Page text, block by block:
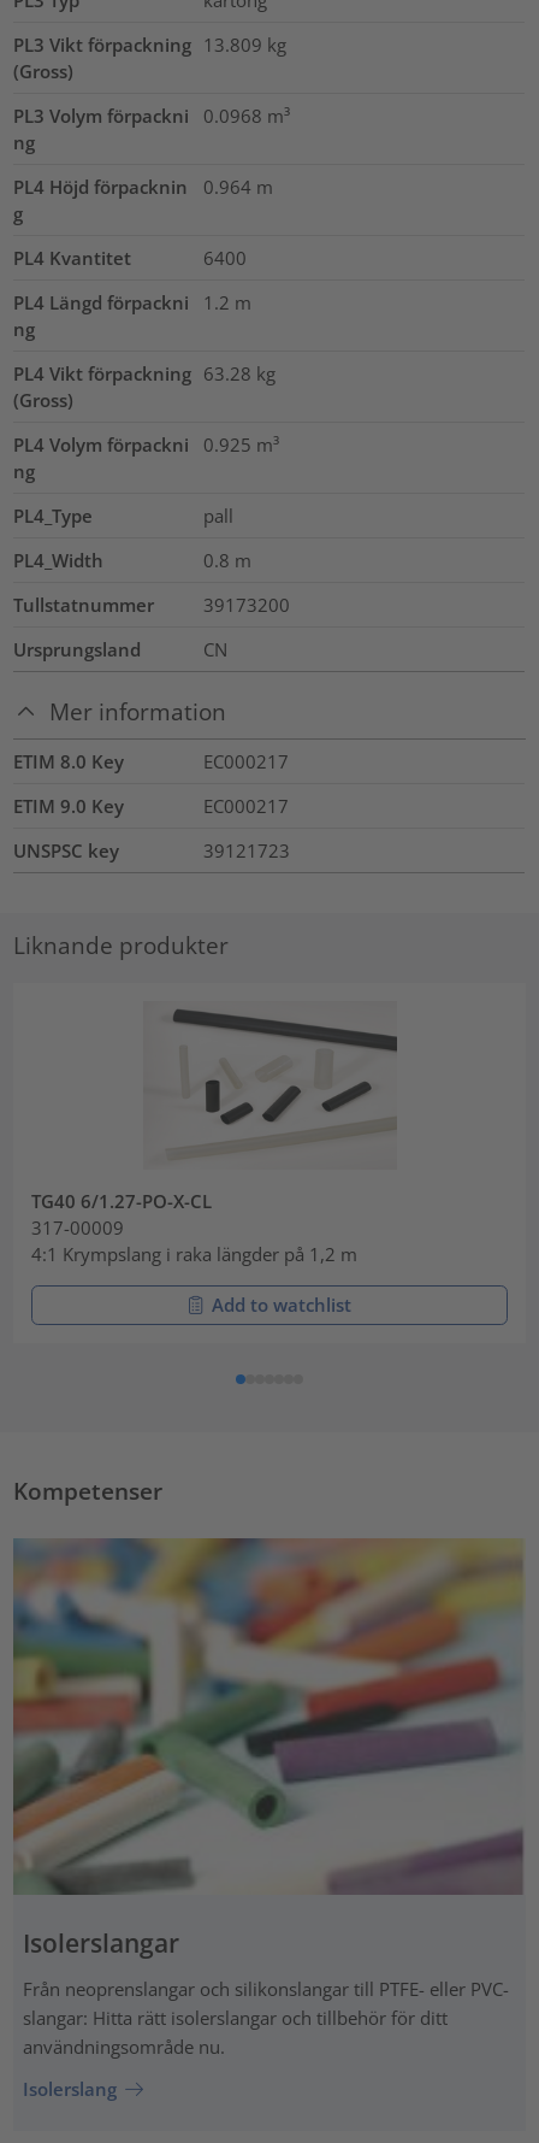
PL3 Vikt förpackning
(Gross)
13.809 kg
PL3 Volym förpackni
ng
0.0968 m³
PL4 Höjd förpacknin
g
0.964 m
PL4 Kvantitet
6400
PL4 Längd förpackni
ng
1.2 m
PL4 Vikt förpackning
(Gross)
63.28 kg
PL4 Volym förpackni
ng
0.925 m³
PL4_Type
pall
PL4_Width
0.8 m
Tullstatnummer
39173200
Ursprungsland
CN
Mer information
ETIM 8.0 Key
EC000217
ETIM 9.0 Key
EC000217
UNSPSC key
39121723
Liknande produkter
TG40 6/1.27-PO-X-CL
317-00009
4:1 Krympslang i raka längder på 1,2 m
Add to watchlist
Kompetenser
Isolerslangar
Från neoprenslangar och silikonslangar till PTFE- eller PVC-
slangar: Hitta rätt isolerslangar och tillbehör för ditt
användningsområde nu.
Isolerslang